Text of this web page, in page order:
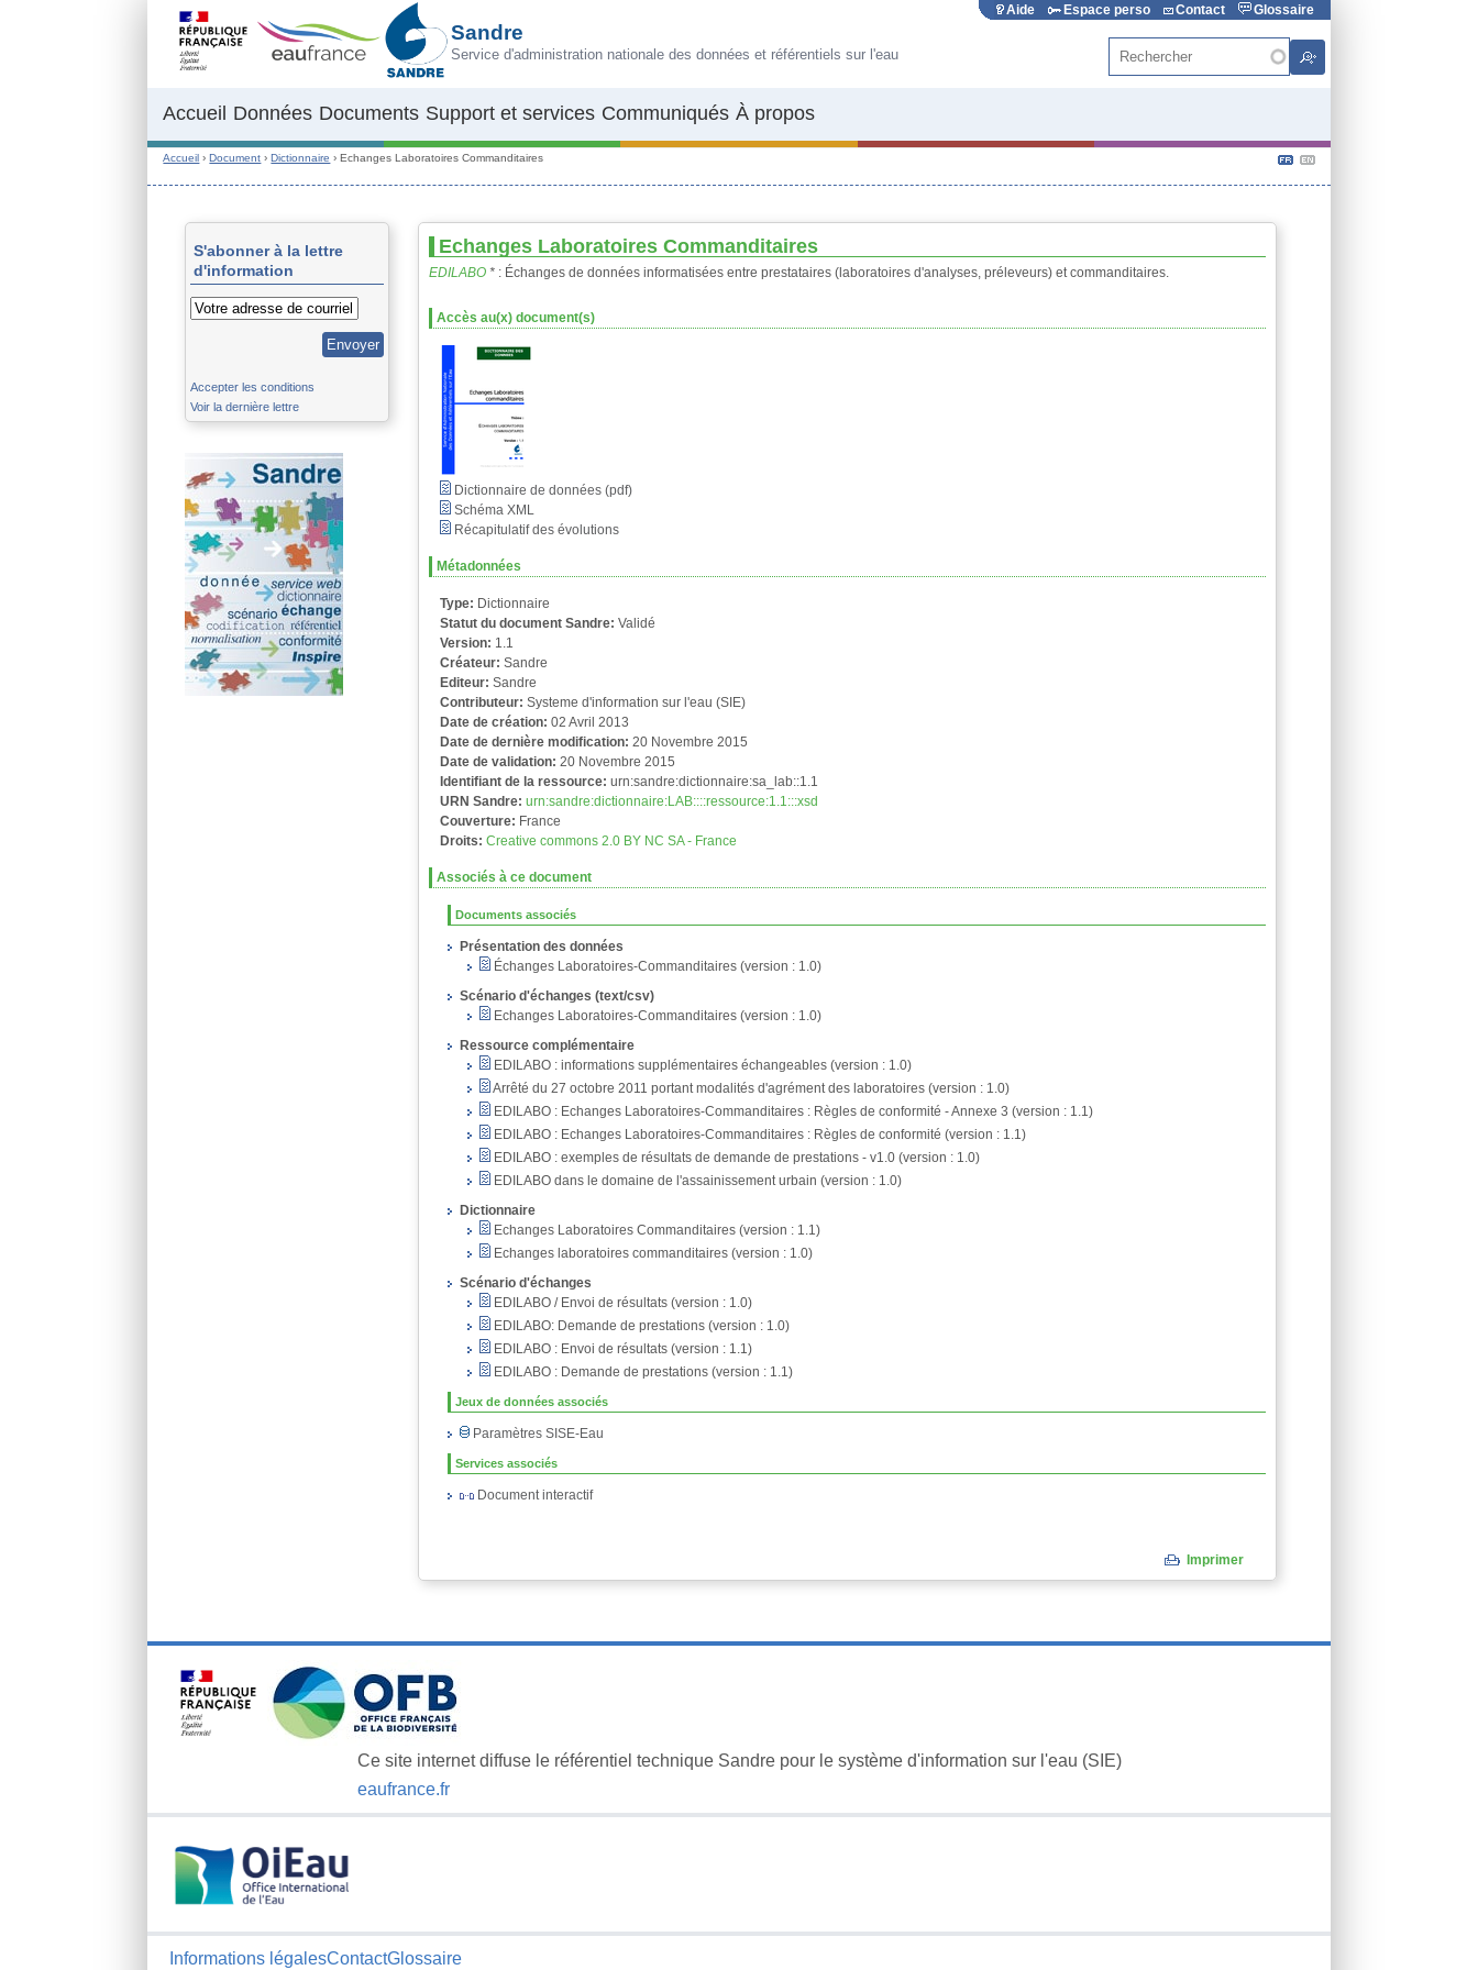
Sandre
Service d'administration nationale des données et référentiels sur l'eau
Accueil Données Documents Support et services Communiqués À propos
Aide Espace perso Contact Glossaire
Rechercher
Accueil ›Document ›Dictionnaire ›Echanges Laboratoires Commanditaires
S'abonner à la lettre
d'information
Accepter les conditions
Voir la dernière lettre
Echanges Laboratoires Commanditaires
EDILABO * : Échanges de données informatisées entre prestataires (laboratoires d'analyses, préleveurs) et commanditaires.
Accès au(x) document(s)
Dictionnaire de données (pdf)
Schéma XML
Récapitulatif des évolutions
Métadonnées
Type: Dictionnaire
Statut du document Sandre:Validé
Version: 1.1
Créateur:Sandre
Editeur:Sandre
Contributeur:Systeme d'information sur l'eau (SIE)
Date de création:02 Avril 2013
Date de dernière modification:20 Novembre 2015
Date de validation:20 Novembre 2015
Identifiant de la ressource:urn:sandre:dictionnaire:sa_lab::1.1
URN Sandre:urn:sandre:dictionnaire:LAB::::ressource:1.1:::xsd
Couverture: France
Droits:Creative commons 2.0 BY NC SA - France
Associés à ce document
Documents associés
Présentation des données
Échanges Laboratoires-Commanditaires (version : 1.0)
Scénario d'échanges (text/csv)
Echanges Laboratoires-Commanditaires (version : 1.0)
Ressource complémentaire
EDILABO : informations supplémentaires échangeables (version : 1.0)
Arrêté du 27 octobre 2011 portant modalités d'agrément des laboratoires (version : 1.0)
EDILABO : Echanges Laboratoires-Commanditaires : Règles de conformité - Annexe 3 (version : 1.1)
EDILABO : Echanges Laboratoires-Commanditaires : Règles de conformité (version : 1.1)
EDILABO : exemples de résultats de demande de prestations - v1.0 (version : 1.0)
EDILABO dans le domaine de l'assainissement urbain (version : 1.0)
Dictionnaire
Echanges Laboratoires Commanditaires (version : 1.1)
Echanges laboratoires commanditaires (version : 1.0)
Scénario d'échanges
EDILABO / Envoi de résultats (version : 1.0)
EDILABO: Demande de prestations (version : 1.0)
EDILABO : Envoi de résultats (version : 1.1)
EDILABO : Demande de prestations (version : 1.1)
Jeux de données associés
Paramètres SISE-Eau
Services associés
Document interactif
Imprimer
Ce site internet diffuse le référentiel technique Sandre pour le système d'information sur l'eau (SIE)
eaufrance.fr
Informations légalesContactGlossaire